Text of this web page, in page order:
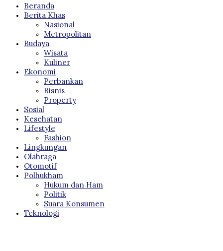
Beranda
Berita Khas
Nasional
Metropolitan
Budaya
Wisata
Kuliner
Ekonomi
Perbankan
Bisnis
Property
Sosial
Kesehatan
Lifestyle
Fashion
Lingkungan
Olahraga
Otomotif
Polhukham
Hukum dan Ham
Politik
Suara Konsumen
Teknologi